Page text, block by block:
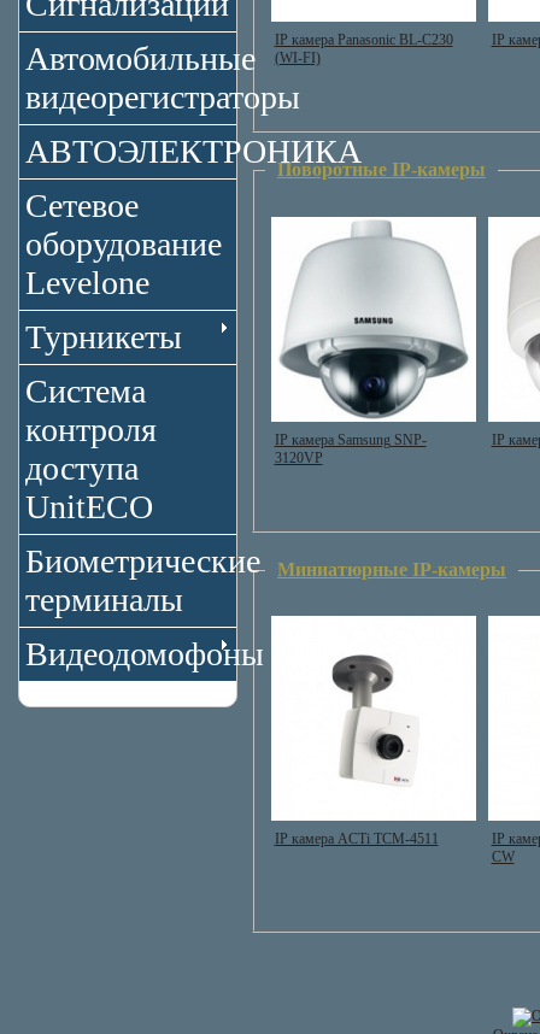
Автомобильные
видеорегистраторы
АВТОЭЛЕКТРОНИКА
Сетевое
оборудование
Levelone
Турникеты
Система
контроля
доступа
UnitECO
Биометрические
терминалы
Видеодомофоны
IP камера Panasonic BL-C230
(WI-FI)
IP
Поворотные IP-камеры
IP камера Samsung SNP-
3120VP
IP
Миниатюрные IP-камеры
IP камера ACTi TCM-4511
IP
CW